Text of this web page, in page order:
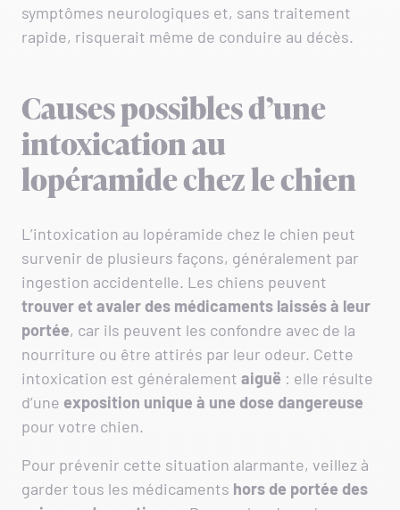
symptômes neurologiques et, sans traitement
rapide, risquerait même de conduire au décès.
Causes possibles d’une
intoxication au
lopéramide chez le chien
L’intoxication au lopéramide chez le chien peut
survenir de plusieurs façons, généralement par
ingestion accidentelle. Les chiens peuvent
trouver et avaler des médicaments laissés à leur
portée, car ils peuvent les confondre avec de la
nourriture ou être attirés par leur odeur. Cette
intoxication est généralement aiguë : elle résulte
d’une exposition unique à une dose dangereuse
pour votre chien.
Pour prévenir cette situation alarmante, veillez à
garder tous les médicaments hors de portée des